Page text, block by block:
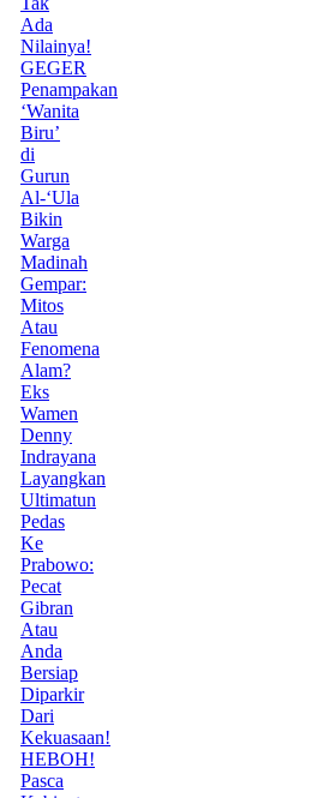
Ada
Nilainya!
GEGER
Penampakan
‘Wanita
Biru’
di
Gurun
Al-‘Ula
Bikin
Warga
Madinah
Gempar:
Mitos
Atau
Fenomena
Alam?
Eks
Wamen
Denny
Indrayana
Layangkan
Ultimatun
Pedas
Ke
Prabowo:
Pecat
Gibran
Atau
Anda
Bersiap
Diparkir
Dari
Kekuasaan!
HEBOH!
Pasca